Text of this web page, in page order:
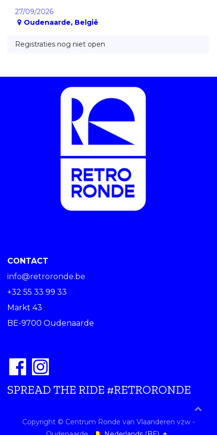
27/09/2026
Oudenaarde, België
Registraties nog niet open
CONTACT
info@retroronde.be
+32 55 33 99 33
Markt 43
BE-9700 Oudenaarde
SPREAD THE RIDE #RETRORONDE
Copyright © Centrum Ronde van Vlaanderen vzw -